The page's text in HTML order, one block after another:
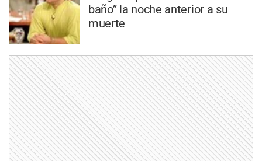
baño” la noche anterior a su
muerte